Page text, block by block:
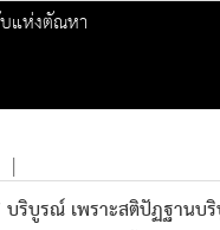
แห่งตัณหา
|
ริบูรณ์ เพราะสติปัฏฐานบ